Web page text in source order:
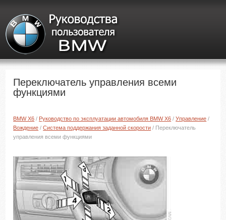
Переключатель управления всеми
функциями
BMW X6 / Руководство по эксплуатации автомобиля BMW X6 /Управление /
Вождение /Система поддержания заданной скорости / Переключатель
управления всеми функциями